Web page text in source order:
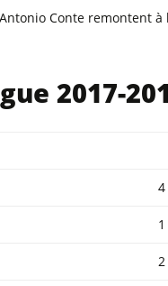
Conte remontent
2017-
4
1
2